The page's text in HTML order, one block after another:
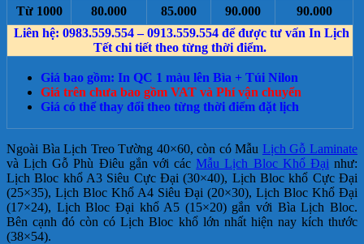
Từ 1000
80.000 85.000 90.000
90.000
Liên hệ: 0983.559.554 – 0913.559.554 để được tư vấn In Lịch
Tết chi tiết theo từng thời điểm.
Giá bao gồm: In QC 1 màu lên Bìa + Túi Nilon
Giá trên chưa bao gồm VAT và Phí vận chuyển
Giá có thể thay đổi theo từng thời điểm đặt lịch
Ngoài Bìa Lịch Treo Tường 40×60, còn có Mẫu Lịch Gỗ Laminate
và Lịch Gỗ Phù Điêu gắn với cácMẫu Lịch Bloc Khổ Đại như:
Lịch Bloc khổ A3 Siêu Cực Đại (30×40), Lịch Bloc khổ Cực Đại
(25×35), Lịch Bloc Khổ A4 Siêu Đại (20×30), Lịch Bloc Khổ Đại
(17×24), Lịch Bloc Đại khổ A5 (15×20) gắn với Bìa Lịch Bloc.
Bên cạnh đó còn có Lịch Bloc khổ lớn nhất hiện nay kích thước
(38×54).